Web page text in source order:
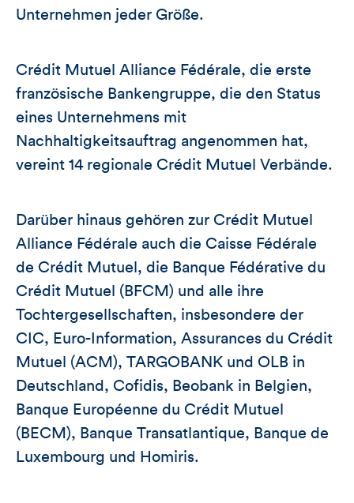
Unternehmen jeder Größe.
Crédit Mutuel Alliance Fédérale, die erste
französische Bankengruppe, die den Status
eines Unternehmens mit
Nachhaltigkeitsauftrag angenommen hat,
vereint 14 regionale Crédit Mutuel Verbände.
Darüber hinaus gehören zur Crédit Mutuel
Alliance Fédérale auch die Caisse Fédérale
de Crédit Mutuel, die Banque Fédérative du
Crédit Mutuel (BFCM) und alle ihre
Tochtergesellschaften, insbesondere der
CIC, Euro-Information, Assurances du Crédit
Mutuel (ACM), TARGOBANK und OLB in
Deutschland, Cofidis, Beobank in Belgien,
Banque Européenne du Crédit Mutuel
(BECM), Banque Transatlantique, Banque de
Luxembourg und Homiris.